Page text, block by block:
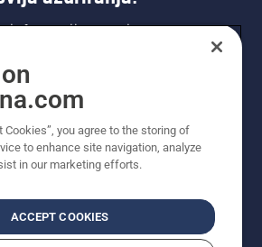
informacije o novim
ponudama i još mnogo
na naš bilten ovdje.
Cookies”, you agree to the storing of
to enhance site navigation, analyze
in our marketing efforts.
ACCEPT COOKIES